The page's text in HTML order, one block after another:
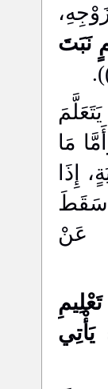
نَبَتَ
مَا
إِذَا
سَقَطَ
عَنْ